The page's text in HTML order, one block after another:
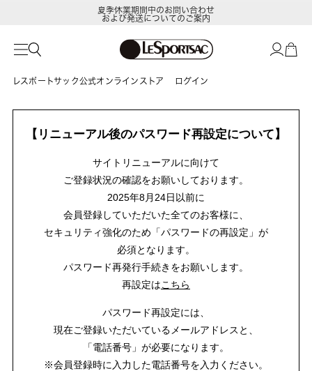
夏季休業期間中のお問い合わせ
および発送についてのご案内
レスポートサック公式オンラインストア ログイン
【リニューアル後のパスワード再設定について】
サイトリニューアルに向けて
ご登録状況の確認をお願いしております。
2025年8月24日以前に
会員登録していただいた全てのお客様に、
セキュリティ強化のため「パスワードの再設定」が
必須となります。
パスワード再発行手続きをお願いします。
再設定はこちら
パスワード再設定には、
現在ご登録いただいているメールアドレスと、
「電話番号」が必要になります。
※会員登録時に入力した電話番号を入力ください。